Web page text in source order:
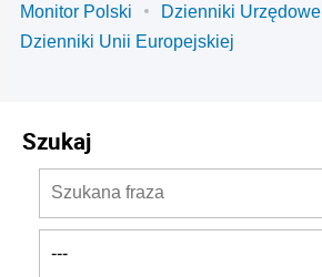
Monitor Polski
Dzienniki Urzędowe
Dzienniki Unii Europejskiej
Szukaj